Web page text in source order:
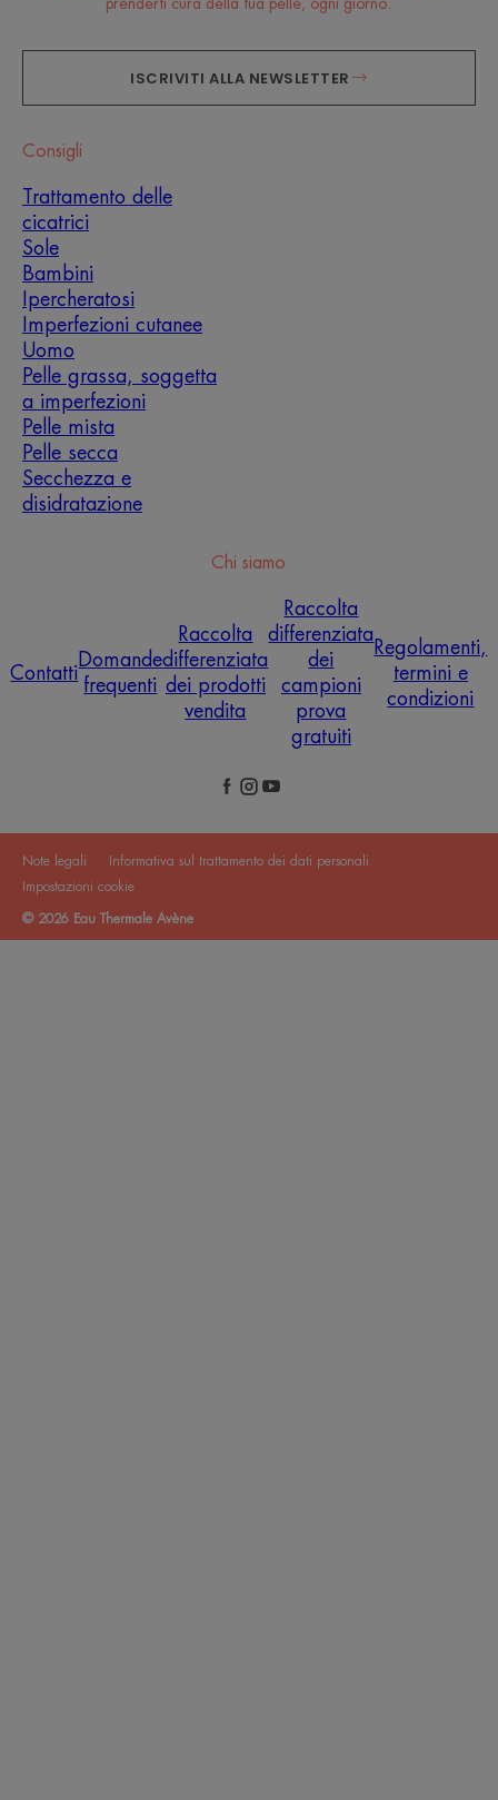
prenderti cura della tua pelle, ogni giorno.
ISCRIVITI ALLA NEWSLETTER
Consigli
Trattamento delle
cicatrici
Sole
Bambini
Ipercheratosi
Imperfezioni cutanee
Uomo
Pelle grassa, soggetta
a imperfezioni
Pelle mista
Pelle secca
Secchezza e
disidratazione
Chi siamo
Contatti
Domande
frequenti
Raccolta
differenziata
dei prodotti
vendita
Raccolta
differenziata
dei
campioni
prova
gratuiti
Regolamenti,
termini e
condizioni
Note legali
Informativa sul trattamento dei dati personali
Impostazioni cookie
© 2026 Eau Thermale Avène